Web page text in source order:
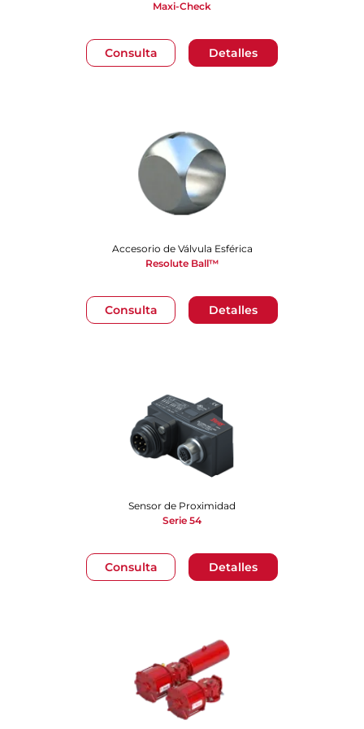
Consulta Detalles
Maxi-Check
Consulta Detalles
Accesorio de Válvula Esférica
Resolute Ball™
Consulta Detalles
Sensor de Proximidad
Serie 54